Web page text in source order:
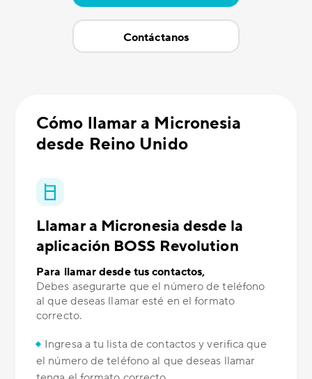
Contáctanos
Cómo llamar a Micronesia
desde Reino Unido
Llamar a Micronesia desde la
aplicación BOSS Revolution
Para llamar desde tus contactos,
Debes asegurarte que el número de teléfono
al que deseas llamar esté en el formato
correcto.
Ingresa a tu lista de contactos y verifica que
el número de teléfono al que deseas llamar